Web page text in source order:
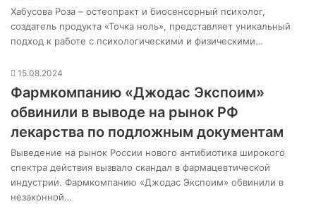
Хабусова Роза – остеопракт и биосенсорный психолог,
создатель продукта «Точка ноль», представляет уникальный
подход к работе с психологическими и физическими…
15.08.2024
Фармкомпанию «Джодас Экспоим»
обвинили в выводе на рынок РФ
лекарства по подложным документам
Выведение на рынок России нового антибиотика широкого
спектра действия вызвало скандал в фармацевтической
индустрии. Фармкомпанию «Джодас Экспоим» обвинили в
незаконной…